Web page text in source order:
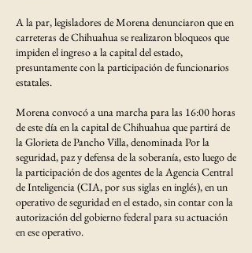
A la par, legisladores de Morena denunciaron que en
carreteras de Chihuahua se realizaron bloqueos que
impiden el ingreso a la capital del estado,
presuntamente con la participación de funcionarios
estatales.
Morena convocó a una marcha para las 16:00 horas
de este día en la capital de Chihuahua que partirá de
la Glorieta de Pancho Villa, denominada Por la
seguridad, paz y defensa de la soberanía, esto luego de
la participación de dos agentes de la Agencia Central
de Inteligencia (CIA, por sus siglas en inglés), en un
operativo de seguridad en el estado, sin contar con la
autorización del gobierno federal para su actuación
en ese operativo.